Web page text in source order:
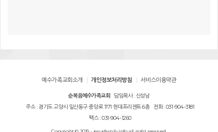
예수가족교회소개 개인정보처리방침 서비스이용약관
순복음예수가족교회
담임목사 : 신성남
주소 : 경기도 고양시 일산동구 중앙로 1171 현대프리젠트 6층
전화 : 031-904-3181
팩스 : 031-904-1260